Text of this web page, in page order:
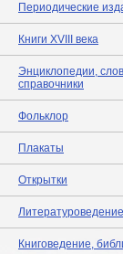
Периодические
Книги XVIII века
Энциклопедии,
справочники
Фольклор
Плакаты
Открытки
Литературоведение
Книговедение,